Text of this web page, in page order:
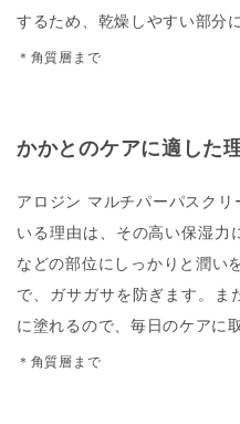
するため、乾燥しやすい部分
＊角質層まで
かかとのケアに適した
アロジン マルチパーパスクリ
いる理由は、その高い保湿力
などの部位にしっかりと潤い
で、ガサガサを防ぎます。ま
に塗れるので、毎日のケアに
＊角質層まで